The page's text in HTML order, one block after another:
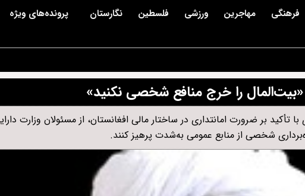
فرهنگی مهاجرین ورزشی فلسطین نگارستان پرونده‌های ویژه
«بیت‌المال را خرج منافع شخصی نکنید»
با تأکید بر ضرورت امانتداری در ساختار مالی افغانستان، از مسئولان وزارت
شخصی از منابع عمومی به‌شدت پرهیز کنند.